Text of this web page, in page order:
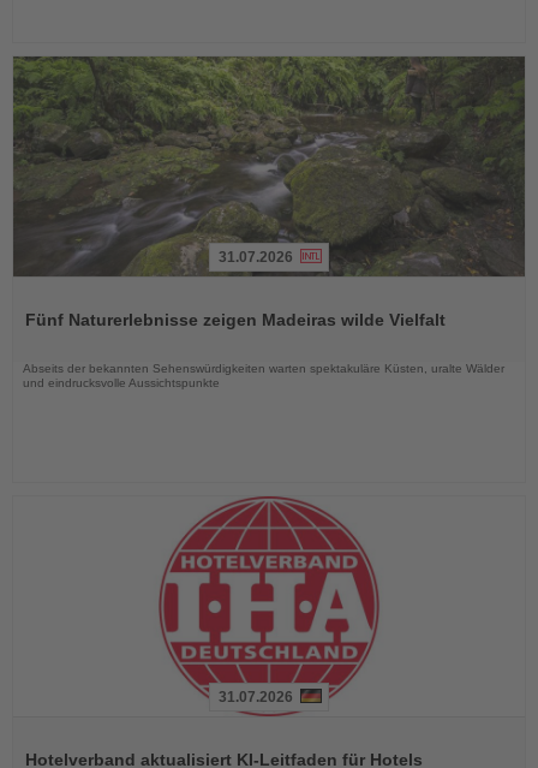
die
31.07.2026
Fünf Naturerlebnisse zeigen Madeiras wilde Vielfalt
Abseits der bekannten Sehenswürdigkeiten warten spektakuläre Küsten, uralte Wälder
und eindrucksvolle Aussichtspunkte
31.07.2026
Hotelverband aktualisiert KI-Leitfaden für Hotels